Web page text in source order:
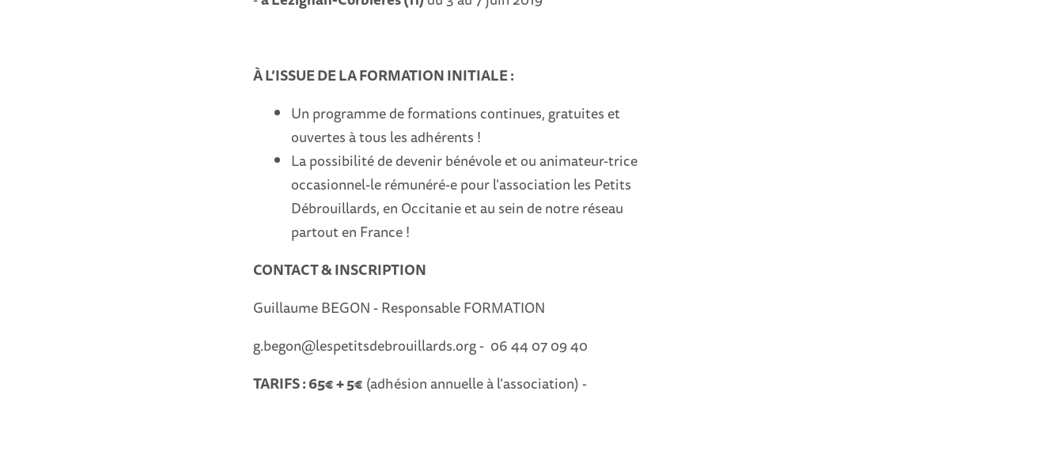
À L’ISSUE DE LA FORMATION INITIALE :
Un programme de formations continues, gratuites et
ouvertes à tous les adhérents !
La possibilité de devenir bénévole et ou animateur-trice
occasionnel-le rémunéré-e pour l’association les Petits
Débrouillards, en Occitanie et au sein de notre réseau
partout en France !
CONTACT & INSCRIPTION
Guillaume BEGON - Responsable FORMATION
g.begon@lespetitsdebrouillards.org - 06 44 07 09 40
TARIFS :65€ + 5€ (adhésion annuelle à l’association) -